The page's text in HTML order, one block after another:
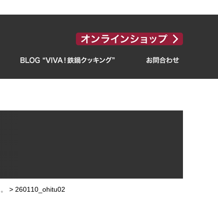
> 260110_ohitu02